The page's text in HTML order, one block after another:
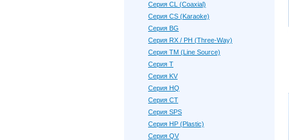
Серия CL (Coaxial)
Серия CS (Karaoke)
Серия BG
Серия RX / PH (Three-Way)
Серия TM (Line Source)
Серия Т
Серия KV
Серия HQ
Серия CT
Серия SPS
Серия HP (Plastic)
Серия QV